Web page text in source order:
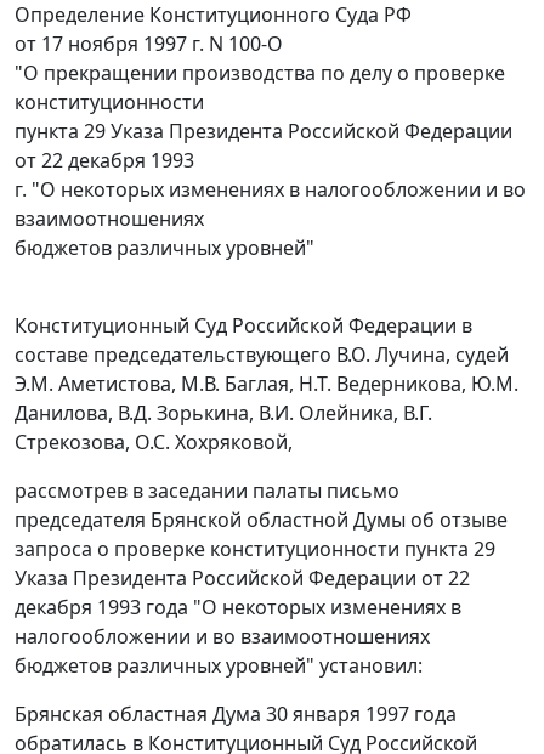
Определение Конституционного Суда РФ
от 17 ноября 1997 г. N 100-О
"О прекращении производства по делу о проверке
конституционности
пункта 29 Указа Президента Российской Федерации
от 22 декабря 1993
г. "О некоторых изменениях в налогообложении и во
взаимоотношениях
бюджетов различных уровней"
Конституционный Суд Российской Федерации в
составе председательствующего В.О. Лучина, судей
Э.М. Аметистова, М.В. Баглая, Н.Т. Ведерникова, Ю.М.
Данилова, В.Д. Зорькина, В.И. Олейника, В.Г.
Стрекозова, О.С. Хохряковой,
рассмотрев в заседании палаты письмо
председателя Брянской областной Думы об отзыве
запроса о проверке конституционности пункта 29
Указа Президента Российской Федерации от 22
декабря 1993 года "О некоторых изменениях в
налогообложении и во взаимоотношениях
бюджетов различных уровней" установил:
Брянская областная Дума 30 января 1997 года
обратилась в Конституционный Суд Российской